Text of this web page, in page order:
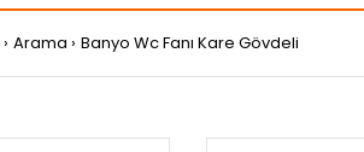
Arama Banyo Wc Fanı Kare Gövdeli